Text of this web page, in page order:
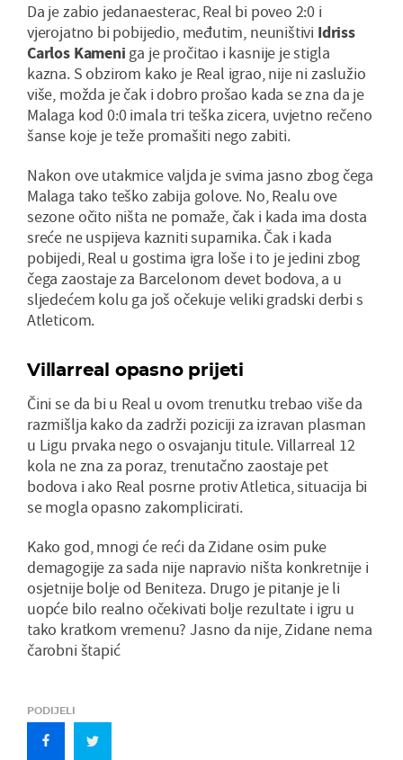
Da je zabio jedanaesterac, Real bi poveo 2:0 i
vjerojatno bi pobijedio, međutim, neuništivi Idriss
Carlos Kameni ga je pročitao i kasnije je stigla
kazna. S obzirom kako je Real igrao, nije ni zaslužio
više, možda je čak i dobro prošao kada se zna da je
Malaga kod 0:0 imala tri teška zicera, uvjetno rečeno
šanse koje je teže promašiti nego zabiti.
Nakon ove utakmice valjda je svima jasno zbog čega
Malaga tako teško zabija golove. No, Realu ove
sezone očito ništa ne pomaže, čak i kada ima dosta
sreće ne uspijeva kazniti suparnika. Čak i kada
pobijedi, Real u gostima igra loše i to je jedini zbog
čega zaostaje za Barcelonom devet bodova, a u
sljedećem kolu ga još očekuje veliki gradski derbi s
Atleticom.
Villarreal opasno prijeti
Čini se da bi u Real u ovom trenutku trebao više da
razmišlja kako da zadrži poziciji za izravan plasman
u Ligu prvaka nego o osvajanju titule. Villarreal 12
kola ne zna za poraz, trenutačno zaostaje pet
bodova i ako Real posrne protiv Atletica, situacija bi
se mogla opasno zakomplicirati.
Kako god, mnogi će reći da Zidane osim puke
demagogije za sada nije napravio ništa konkretnije i
osjetnije bolje od Beniteza. Drugo je pitanje je li
uopće bilo realno očekivati bolje rezultate i igru u
tako kratkom vremenu? Jasno da nije, Zidane nema
čarobni štapić
PODIJELI